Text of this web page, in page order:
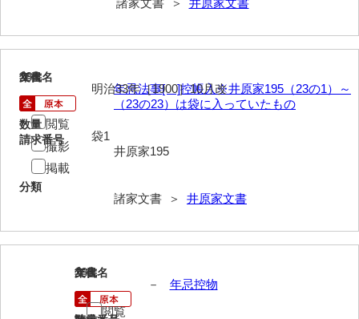
大中家文書
大中家文書（神奈川県）
大村益次郎文書
大本氏収集文書
岡家文書（福栄村）
岡田学収集史料
岡藤家文書
諸家文書 ＞ 井原家文書
284
文書名
年忌法事[ ]控帳入※井原家195（23の1）～
（23の23）は袋に入っていたもの
請求番号
井原家195
分類
諸家文書 ＞ 井原家文書
年代
明治33年［1900］10月改
数量
袋1
閲覧
撮影
掲載
285
文書名
年忌控物
年代
－
閲覧